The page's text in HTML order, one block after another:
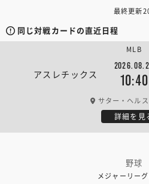
最終更新
同じ対戦カードの直近日程
アスレチックス 10:40
MLB
サター・ヘル
詳細を見
野球
メジャーリー